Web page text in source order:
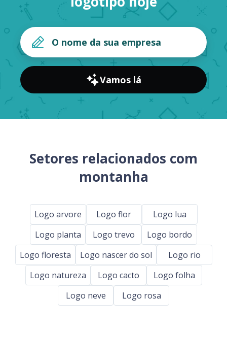
Vamos lá
Setores relacionados com
montanha
Logo arvore Logo flor
Logo lua
Logo planta
Logo trevo
Logo bordo
Logo floresta
Logo nascer do sol
Logo rio
Logo natureza
Logo cacto
Logo folha
Logo neve
Logo rosa